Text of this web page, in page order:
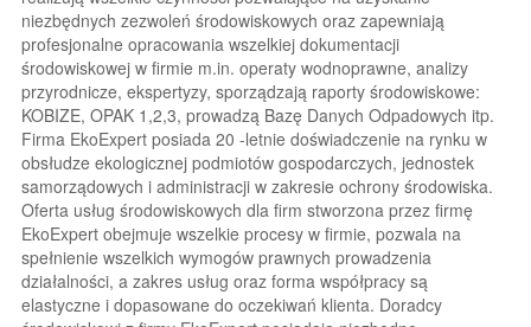
niezbędnych zezwoleń środowiskowych oraz zapewniają
profesjonalne opracowania wszelkiej dokumentacji
środowiskowej w firmie m.in. operaty wodnoprawne, analizy
przyrodnicze, ekspertyzy, sporządzają raporty środowiskowe:
KOBIZE, OPAK 1,2,3, prowadzą Bazę Danych Odpadowych itp.
Firma EkoExpert posiada 20 -letnie doświadczenie na rynku w
obsłudze ekologicznej podmiotów gospodarczych, jednostek
samorządowych i administracji w zakresie ochrony środowiska.
Oferta usług środowiskowych dla firm stworzona przez firmę
EkoExpert obejmuje wszelkie procesy w firmie, pozwala na
spełnienie wszelkich wymogów prawnych prowadzenia
działalności, a zakres usług oraz forma współpracy są
elastyczne i dopasowane do oczekiwań klienta. Doradcy